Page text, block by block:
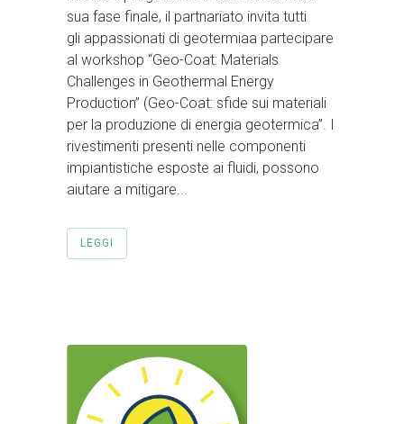
sua fase finale, il partnariato invita tutti
gli appassionati di geotermiaa partecipare
al workshop “Geo-Coat: Materials
Challenges in Geothermal Energy
Production” (Geo-Coat: sfide sui materiali
per la produzione di energia geotermica”. I
rivestimenti presenti nelle componenti
impiantistiche esposte ai fluidi, possono
aiutare a mitigare...
LEGGI